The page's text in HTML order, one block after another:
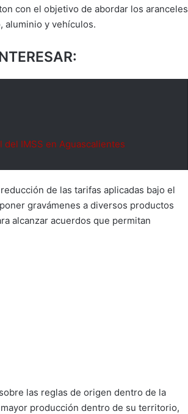
con el objetivo de abordar los aranceles
aluminio y vehículos.
IMSS en Aguascalientes
de las tarifas aplicadas bajo el
gravámenes a diversos productos
alcanzar acuerdos que permitan
las reglas de origen dentro de la
producción dentro de su territorio,